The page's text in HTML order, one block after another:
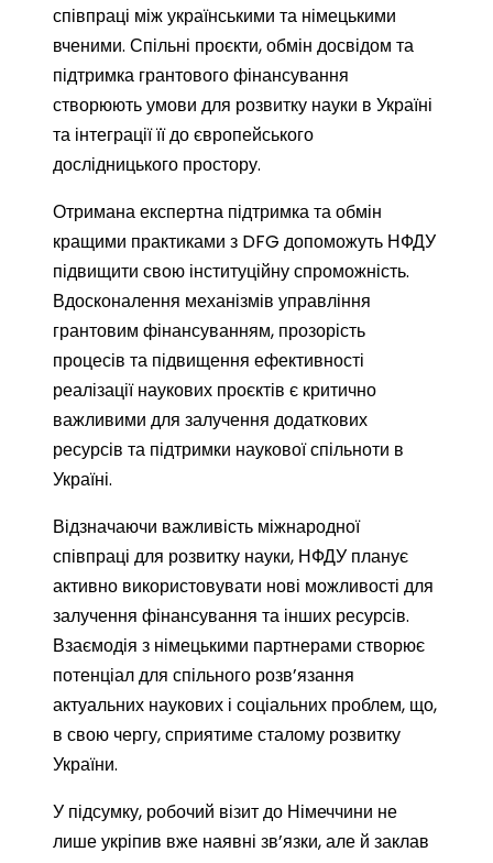
співпраці між українськими та німецькими
вченими. Спільні проєкти, обмін досвідом та
підтримка грантового фінансування
створюють умови для розвитку науки в Україні
та інтеграції її до європейського
дослідницького простору.
Отримана експертна підтримка та обмін
кращими практиками з DFG допоможуть НФДУ
підвищити свою інституційну спроможність.
Вдосконалення механізмів управління
грантовим фінансуванням, прозорість
процесів та підвищення ефективності
реалізації наукових проєктів є критично
важливими для залучення додаткових
ресурсів та підтримки наукової спільноти в
Україні.
Відзначаючи важливість міжнародної
співпраці для розвитку науки, НФДУ планує
активно використовувати нові можливості для
залучення фінансування та інших ресурсів.
Взаємодія з німецькими партнерами створює
потенціал для спільного розв’язання
актуальних наукових і соціальних проблем, що,
в свою чергу, сприятиме сталому розвитку
України.
У підсумку, робочий візит до Німеччини не
лише укріпив вже наявні зв’язки, але й заклав